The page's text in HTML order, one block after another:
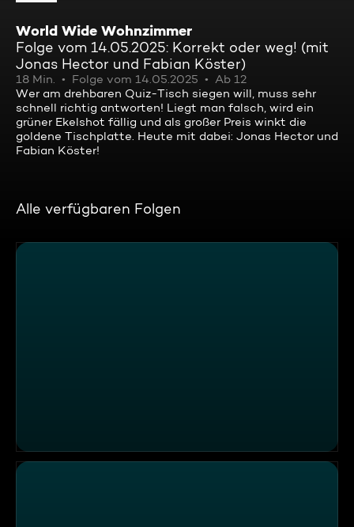
World Wide Wohnzimmer
Folge vom 14.05.2025: Korrekt oder weg! (mit
Jonas Hector und Fabian Köster)
18 Min. Folge vom 14.05.2025
Ab 12
Wer am drehbaren Quiz-Tisch siegen will, muss sehr
schnell richtig antworten! Liegt man falsch, wird ein
grüner Ekelshot fällig und als großer Preis winkt die
goldene Tischplatte. Heute mit dabei: Jonas Hector und
Fabian Köster!
Alle verfügbaren Folgen
Erkennst DU den Song? LIVE